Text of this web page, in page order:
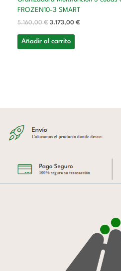
FROZEN10-3 SMART
5.160,00€ 3.173,00 €
Añadir al carrito